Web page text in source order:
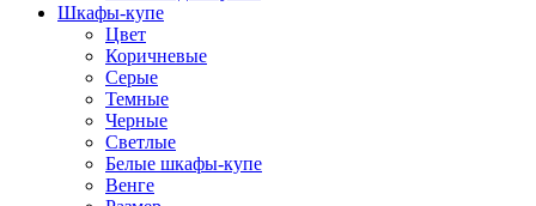
Шкафы-купе
Цвет
Коричневые
Серые
Темные
Черные
Светлые
Белые шкафы-купе
Венге